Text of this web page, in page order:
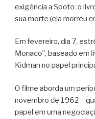
exigência a Spoto: o
sua morte (ela morreu
Em fevereiro, dia 7,
Monaco”, baseado em
Kidman no papel
O filme aborda um
novembro de 1962 –
papel em uma